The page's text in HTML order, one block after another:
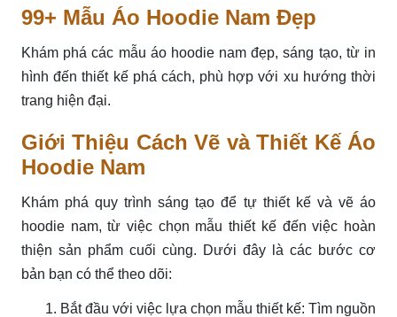
99+ Mẫu Áo Hoodie Nam Đẹp
Khám phá các mẫu áo hoodie nam đẹp, sáng tạo, từ in
hình đến thiết kế phá cách, phù hợp với xu hướng thời
trang hiện đại.
Giới Thiệu Cách Vẽ và Thiết Kế Áo
Hoodie Nam
Khám phá quy trình sáng tạo để tự thiết kế và vẽ áo
hoodie nam, từ việc chọn mẫu thiết kế đến việc hoàn
thiện sản phẩm cuối cùng. Dưới đây là các bước cơ
bản bạn có thể theo dõi:
Bắt đầu với việc lựa chọn mẫu thiết kế: Tìm nguồn